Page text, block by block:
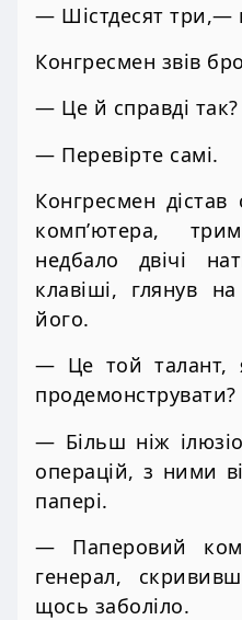
— Шістдесят три,—
Конгресмен звів
— Це й справді так?
— Перевірте самі.
Конгресмен
комп’ютера,
недбало двічі
клавіші, глянув
його.
— Це той талант,
продемонструвати?
— Більш ніж
операцій, з ними
папері.
— Паперовий
генерал,
щось заболіло.